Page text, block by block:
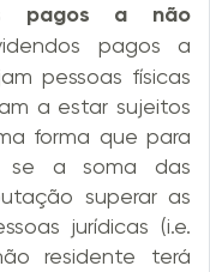
pagos a não
pagos a
pessoas físicas
a estar sujeitos
forma que para
se a soma das
superar as
jurídicas (i.e.
residente terá